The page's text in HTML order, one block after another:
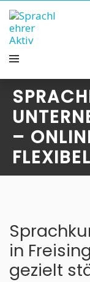
–
in
gezielt